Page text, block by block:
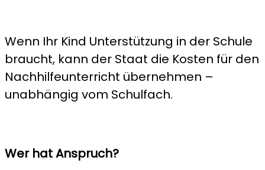
Wenn Ihr Kind Unterstützung in der Schule
braucht, kann der Staat die Kosten für den
Nachhilfeunterricht übernehmen –
unabhängig vom Schulfach.
Wer hat Anspruch?